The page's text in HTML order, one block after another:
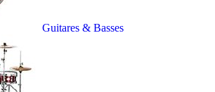
Guitares & Basses